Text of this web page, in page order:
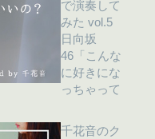
で演奏して
みた vol.5
日向坂
46「こんな
に好きにな
っちゃって
千花音のク